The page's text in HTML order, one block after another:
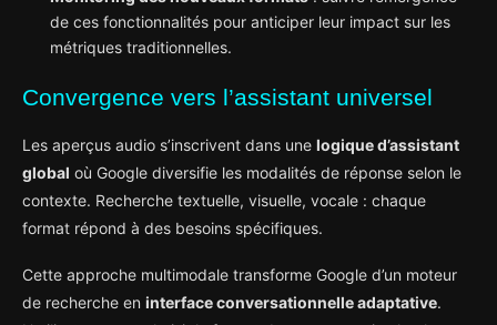
de ces fonctionnalités pour anticiper leur impact sur les
métriques traditionnelles.
Convergence vers l’assistant universel
Les aperçus audio s’inscrivent dans une logique d’assistant
global où Google diversifie les modalités de réponse selon le
contexte. Recherche textuelle, visuelle, vocale : chaque
format répond à des besoins spécifiques.
Cette approche multimodale transforme Google d’un moteur
de recherche en interface conversationnelle adaptative.